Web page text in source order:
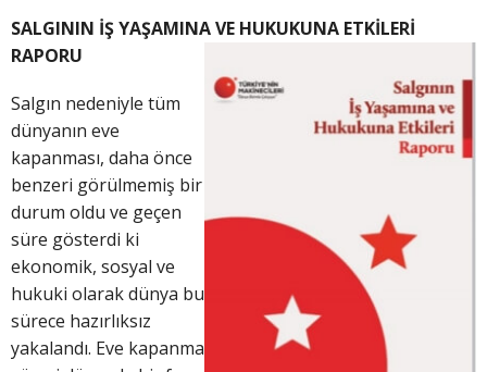
SALGININ İŞ YAŞAMINA VE HUKUKUNA ETKİLERİ
RAPORU
Salgın nedeniyle tüm
dünyanın eve
kapanması, daha önce
benzeri görülmemiş bir
durum oldu ve geçen
süre gösterdi ki
ekonomik, sosyal ve
hukuki olarak dünya bu
sürece hazırlıksız
yakalandı. Eve kapanma